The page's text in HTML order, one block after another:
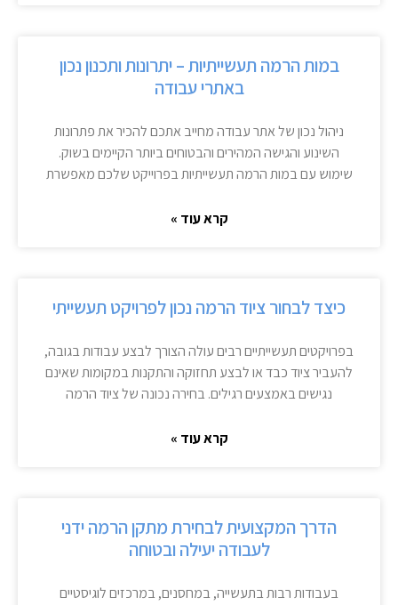
במות הרמה תעשייתיות – יתרונות ותכנון נכון
באתרי עבודה
ניהול נכון של אתר עבודה מחייב אתכם להכיר את פתרונות
השינוע והגישה המהירים והבטוחים ביותר הקיימים בשוק.
שימוש עם במות הרמה תעשייתיות בפרוייקט שלכם מאפשרת
קרא עוד »
כיצד לבחור ציוד הרמה נכון לפרויקט תעשייתי
בפרויקטים תעשייתיים רבים עולה הצורך לבצע עבודות בגובה,
להעביר ציוד כבד או לבצע תחזוקה והתקנות במקומות שאינם
נגישים באמצעים רגילים. בחירה נכונה של ציוד הרמה
קרא עוד »
הדרך המקצועית לבחירת מתקן הרמה ידני
לעבודה יעילה ובטוחה
בעבודות רבות בתעשייה, במחסנים, במרכזים לוגיסטיים